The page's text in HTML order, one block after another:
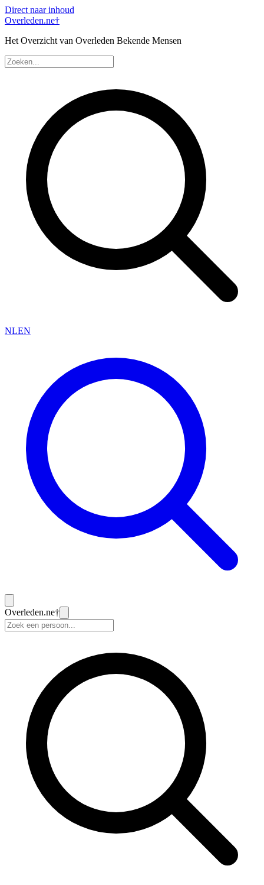
Direct naar inhoud
Overleden.ne†
Het Overzicht van Overleden Bekende Mensen
NLEN
Overleden.ne†